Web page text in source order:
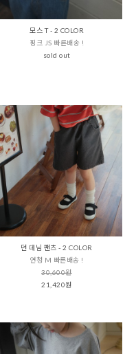
모스 T - 2 COLOR
핑크 JS 빠른배송 !
sold out
던 데님 팬츠 - 2 COLOR
연청 M 빠른배송 !
30,600원
21,420원